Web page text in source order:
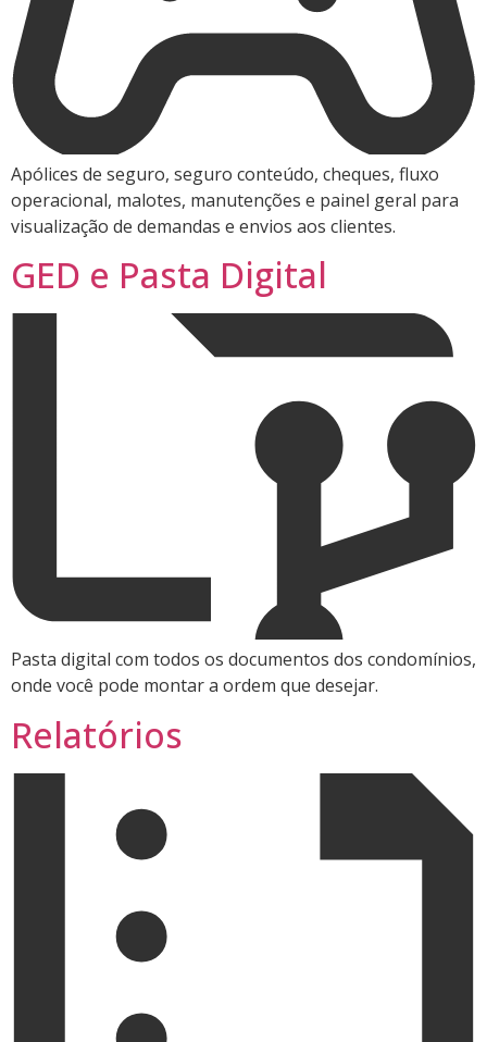
Apólices de seguro, seguro conteúdo, cheques, fluxo
operacional, malotes, manutenções e painel geral para
visualização de demandas e envios aos clientes.
GED e Pasta Digital
Pasta digital com todos os documentos dos condomínios,
onde você pode montar a ordem que desejar.
Relatórios